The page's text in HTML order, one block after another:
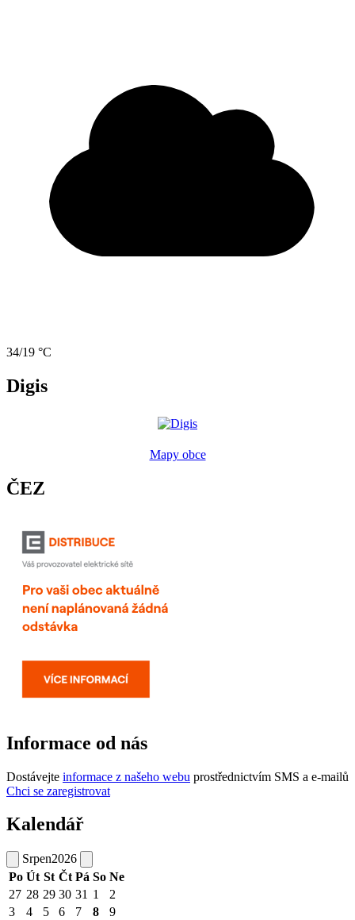
34/19 °C
Digis
Mapy obce
ČEZ
Informace od nás
Dostávejte informace z našeho webu prostřednictvím SMS a e-mailů
Chci se zaregistrovat
Kalendář
Srpen2026
Po Út St Čt Pá So Ne
27 28 29 30 31 1
2
3
4 5 6 7 8
9